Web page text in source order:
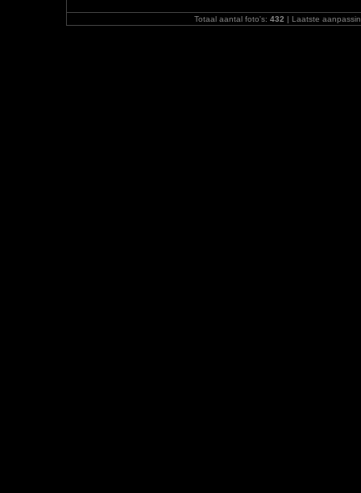
Totaal aantal foto's: 432 | Laatste